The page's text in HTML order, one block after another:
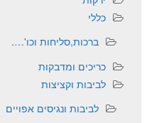
כללי
ברכות,סליחות וכו'….
כריכים ומדבקות
לביבות וקציצות
לביבות ונגיסים אפויים